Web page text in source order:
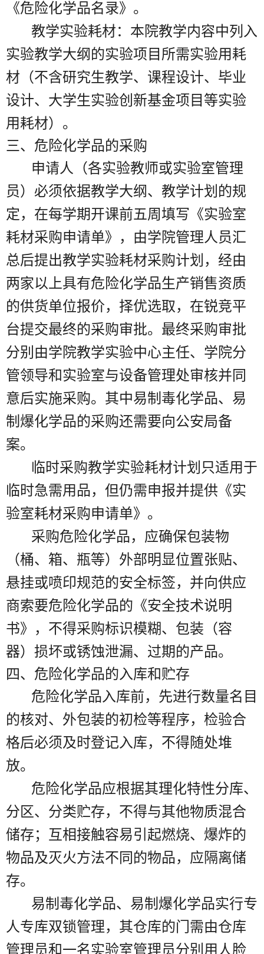
《危险化学品名录》。
教学实验耗材：本院教学内容中列入
实验教学大纲的实验项目所需实验用耗
材（不含研究生教学、课程设计、毕业
设计、大学生实验创新基金项目等实验
用耗材）。
三、危险化学品的采购
申请人（各实验教师或实验室管理
员）必须依据教学大纲、教学计划的规
定，在每学期开课前五周填写《实验室
耗材采购申请单》，由学院管理人员汇
总后提出教学实验耗材采购计划，经由
两家以上具有危险化学品生产销售资质
的供货单位报价，择优选取，在锐竞平
台提交最终的采购审批。最终采购审批
分别由学院教学实验中心主任、学院分
管领导和实验室与设备管理处审核并同
意后实施采购。其中易制毒化学品、易
制爆化学品的采购还需要向公安局备
案。
临时采购教学实验耗材计划只适用于
临时急需用品，但仍需申报并提供《实
验室耗材采购申请单》。
采购危险化学品，应确保包装物
（桶、箱、瓶等）外部明显位置张贴、
悬挂或喷印规范的安全标签，并向供应
商索要危险化学品的《安全技术说明
书》，不得采购标识模糊、包装（容
器）损坏或锈蚀泄漏、过期的产品。
四、危险化学品的入库和贮存
危险化学品入库前，先进行数量名目
的核对、外包装的初检等程序，检验合
格后必须及时登记入库，不得随处堆
放。
危险化学品应根据其理化特性分库、
分区、分类贮存，不得与其他物质混合
储存；互相接触容易引起燃烧、爆炸的
物品及灭火方法不同的物品，应隔离储
存。
易制毒化学品、易制爆化学品实行专
人专库双锁管理，其仓库的门需由仓库
管理员和一名实验室管理员分别用人脸